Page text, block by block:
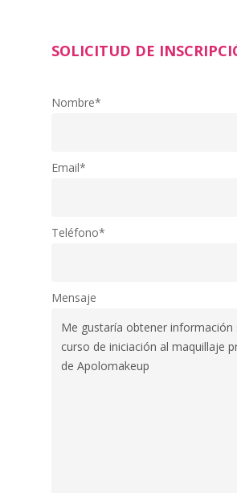
SOLICITUD DE
Nombre*
Email*
Teléfono*
Mensaje